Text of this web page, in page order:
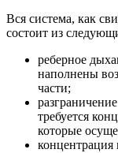
Вся система, как
состоит из
реберное
наполнены
части;
требуется
которые
концентрация